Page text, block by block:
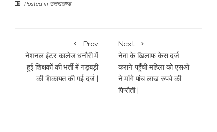
Posted in उत्तराखण्ड
Prev
नेशनल इंटर कालेज धनौरी में
हुई शिक्षकों की भर्ती में गड़बड़ी
की शिकायत की गई दर्ज |
Next
नेता के खिलाफ केस दर्ज
कराने पहुँची महिला को एसओ
ने मांगे पांच लाख रुपये की
फिरौती |